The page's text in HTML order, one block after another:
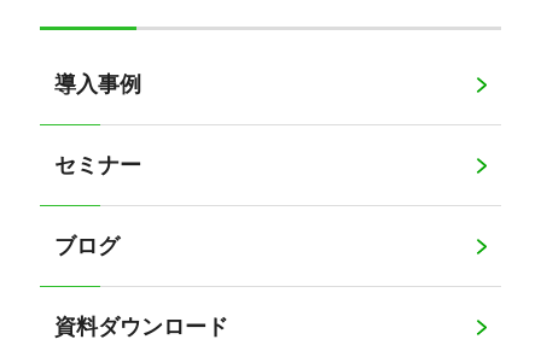
導入事例
セミナー
ブログ
資料ダウンロード